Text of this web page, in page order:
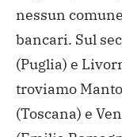
nessun
bancari. Sul
(Puglia) e
troviamo
(Toscana) e